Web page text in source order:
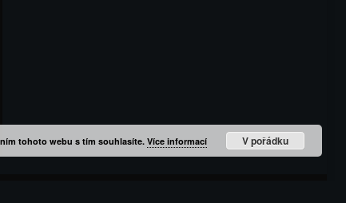
tohoto webu s tím souhlasíte. Více informací V pořádku